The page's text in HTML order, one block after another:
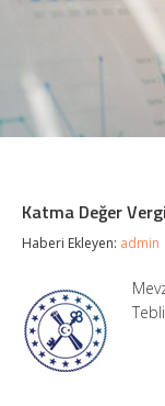
Katma Değer
Haberi Ekleyen: admin